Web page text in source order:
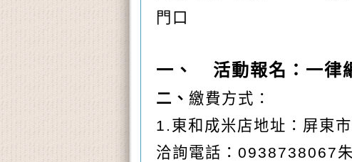
門口
一、 活動報名：一律
二、 繳費方式：
1. 東和成米店地址：屏東
洽詢電話：0938738067